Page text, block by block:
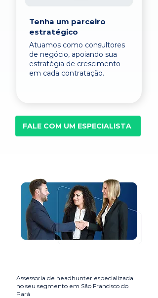
Tenha um parceiro
estratégico
Atuamos como consultores
de negócio, apoiando sua
estratégia de crescimento
em cada contratação.
FALE COM UM ESPECIALISTA
Assessoria de headhunter especializada
no seu segmento em São Francisco do
Pará